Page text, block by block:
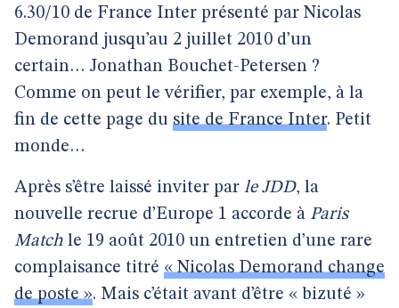
6.30/10 de France Inter présenté par Nicolas
Demorand jusqu’au 2 juillet 2010 d’un
certain… Jonathan Bouchet-Petersen ?
Comme on peut le vérifier, par exemple, à la
fin de cette page du site de France Inter. Petit
monde…
Après s’être laissé inviter par le JDD, la
nouvelle recrue d’Europe 1 accorde à Paris
Match le 19 août 2010 un entretien d’une rare
complaisance titré « Nicolas Demorand change
de poste ». Mais c’était avant d’être « bizuté »